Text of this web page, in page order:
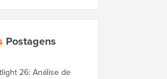
Postagens
26: Análise de